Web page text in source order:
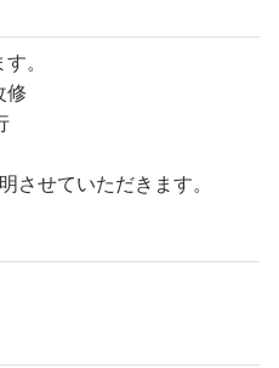
。
修
させていただきます。